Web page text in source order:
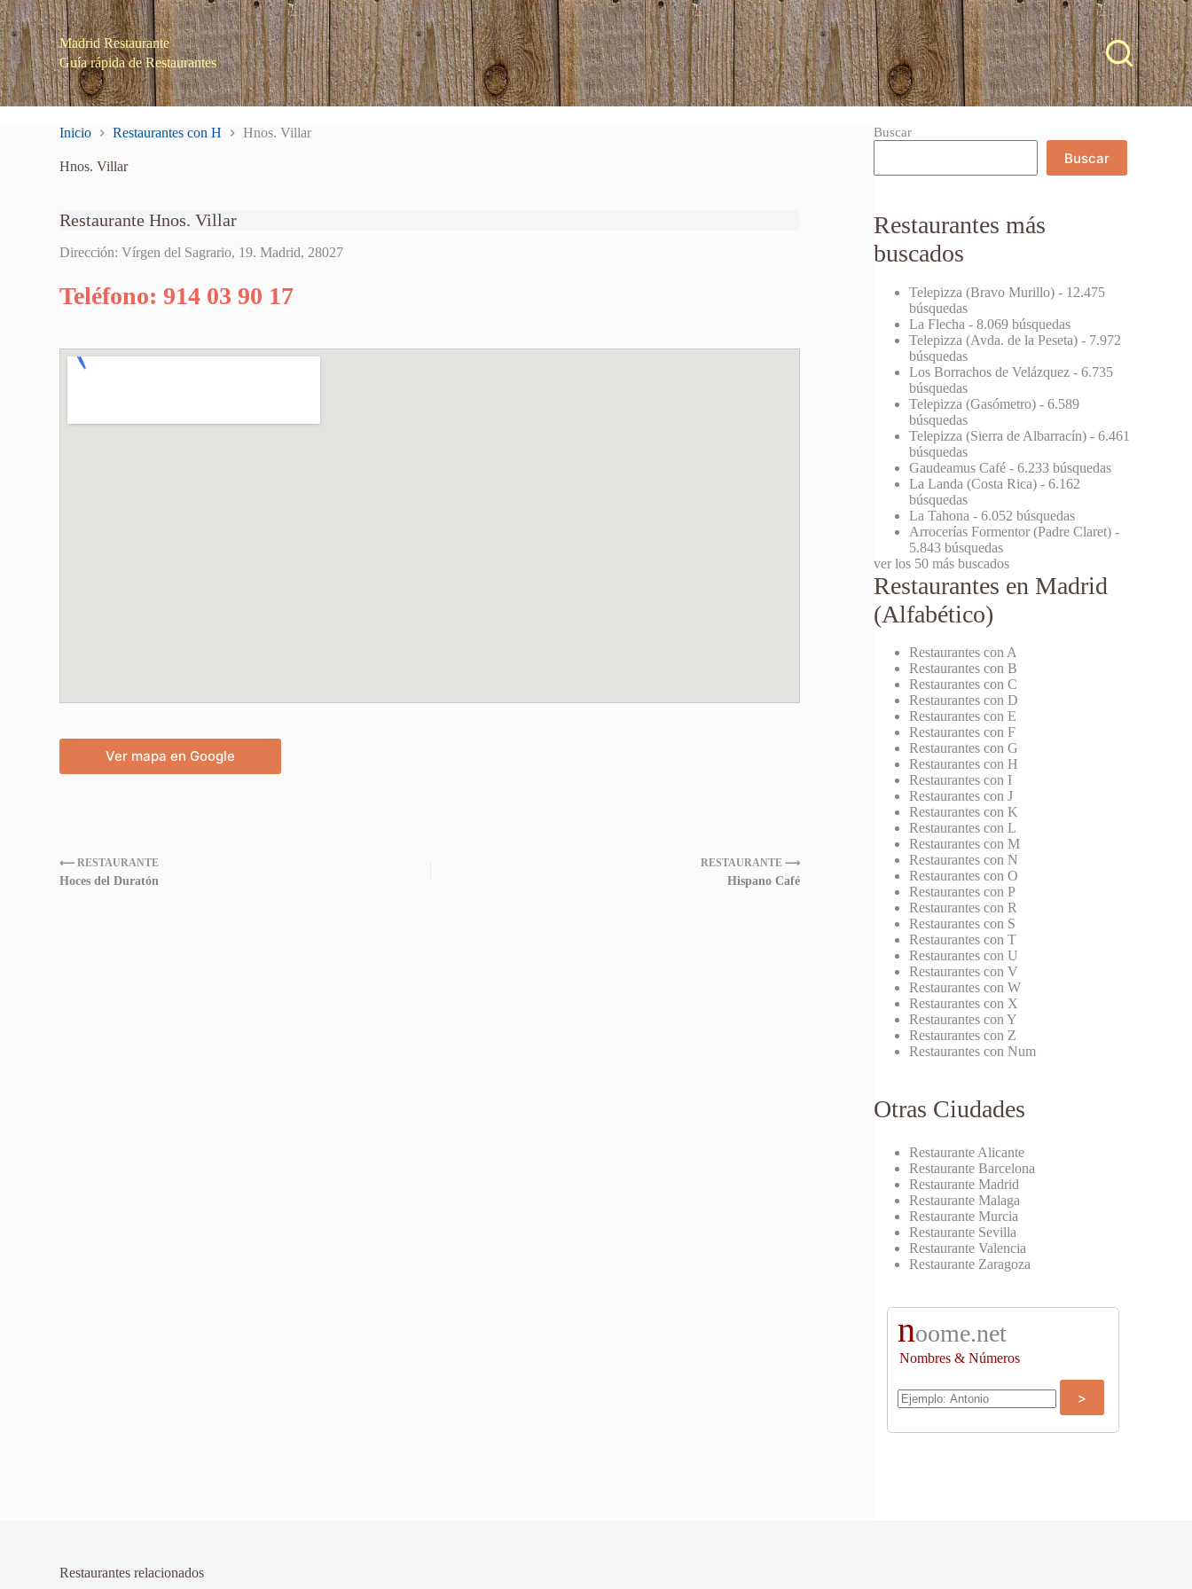
S
a
l
t
a
r
Madrid Restaurante
Guía rápida de Restaurantes
Inicio Restaurantes con H Hnos. Villar
Hnos. Villar
Restaurante Hnos. Villar
Dirección: Vírgen del Sagrario, 19. Madrid, 28027
Teléfono: 914 03 90 17
Ver mapa en Google
⟵ RESTAURANTE
Hoces del Duratón
RESTAURANTE ⟶
Hispano Café
Buscar
Buscar
Restaurantes más
buscados
Telepizza (Bravo Murillo) - 12.475
búsquedas
La Flecha - 8.069 búsquedas
Telepizza (Avda. de la Peseta) - 7.972
búsquedas
Los Borrachos de Velázquez - 6.735
búsquedas
Telepizza (Gasómetro) - 6.589
búsquedas
Telepizza (Sierra de Albarracín) - 6.461
búsquedas
Gaudeamus Café - 6.233 búsquedas
La Landa (Costa Rica) - 6.162
búsquedas
La Tahona - 6.052 búsquedas
Arrocerías Formentor (Padre Claret) -
5.843 búsquedas
ver los 50 más buscados
Restaurantes en Madrid
(Alfabético)
Restaurantes con A
Restaurantes con B
Restaurantes con C
Restaurantes con D
Restaurantes con E
Restaurantes con F
Restaurantes con G
Restaurantes con H
Restaurantes con I
Restaurantes con J
Restaurantes con K
Restaurantes con L
Restaurantes con M
Restaurantes con N
Restaurantes con O
Restaurantes con P
Restaurantes con R
Restaurantes con S
Restaurantes con T
Restaurantes con U
Restaurantes con V
Restaurantes con W
Restaurantes con X
Restaurantes con Y
Restaurantes con Z
Restaurantes con Num
Otras Ciudades
Restaurante Alicante
Restaurante Barcelona
Restaurante Madrid
Restaurante Malaga
Restaurante Murcia
Restaurante Sevilla
Restaurante Valencia
Restaurante Zaragoza
noome.net
Nombres & Números
Restaurantes relacionados